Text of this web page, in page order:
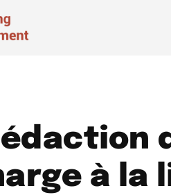
à la